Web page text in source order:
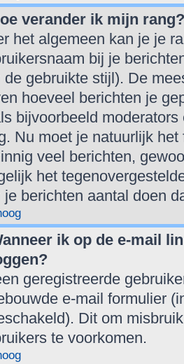
verander ik mijn rang?
het algemeen kan je je
bij je
de gebruikte stijl). De
hoeveel berichten je
bijvoorbeeld
Nu moet je natuurlijk
veel berichten,
het
je berichten aantal doen
ik op de e-mail
geregistreerde
e-mail formulier
Dit om
te voorkomen.